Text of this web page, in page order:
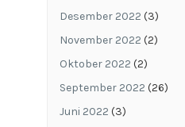
Desember 2022 (3)
November 2022 (2)
Oktober 2022 (2)
September 2022 (26)
Juni 2022 (3)